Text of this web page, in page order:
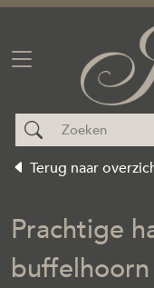
Terug naar
Prachtige